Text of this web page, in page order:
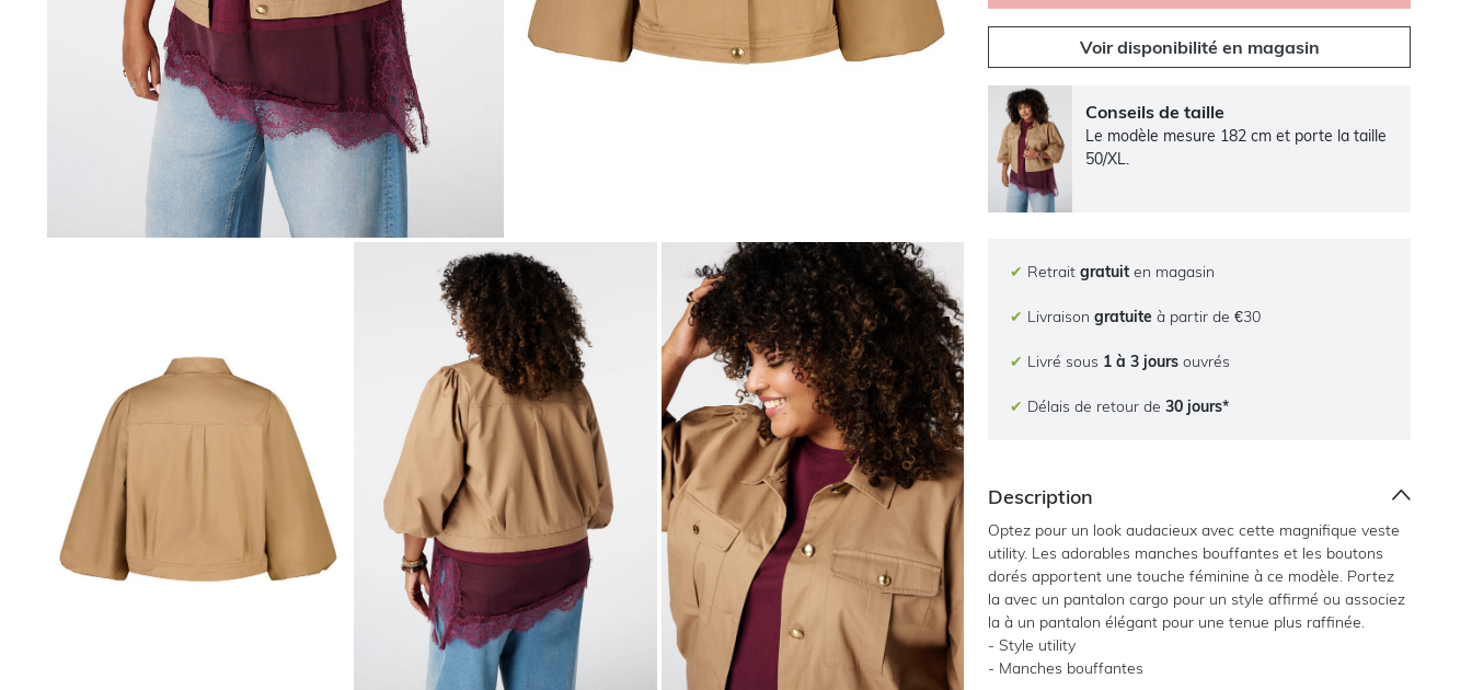
Voir disponibilité en magasin
Conseils de taille
Le modèle mesure 182 cm et porte la taille
50/XL.
✔ Retraitgratuit en magasin
✔ Livraisongratuite à partir de €30
✔ Livré sous 1 à 3 jours ouvrés
✔ Délais de retour de30 jours*
Description
Optez pour un look audacieux avec cette magnifique veste
utility. Les adorables manches bouffantes et les boutons
dorés apportent une touche féminine à ce modèle. Portez
la avec un pantalon cargo pour un style affirmé ou associez
la à un pantalon élégant pour une tenue plus raffinée.
- Style utility
- Manches bouffantes